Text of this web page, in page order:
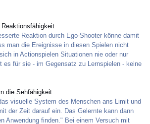
Reaktion durch Ego-Shooter könne damit
man die Ereignisse in diesen Spielen nicht
in Actionspielen Situationen nie oder nur
es für sie - im Gegensatz zu Lernspielen - keine
die Sehfähigkeit
visuelle System des Menschen ans Limit und
der Zeit darauf ein. Das Gelernte kann dann
Anwendung finden." Bei einem Versuch mit